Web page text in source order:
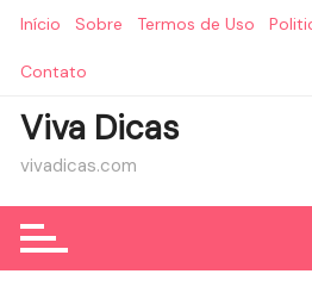
Início Sobre Termos de Uso
Contato
Viva Dicas
vivadicas.com